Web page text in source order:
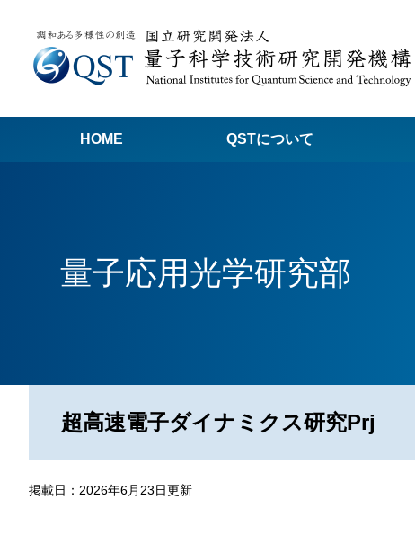
HOME QSTについて
量子科学技術でつくる私たちの未来
量子応用光学研究部
超高速電子ダイナミクス研究Prj
掲載日：2026年6月23日更新